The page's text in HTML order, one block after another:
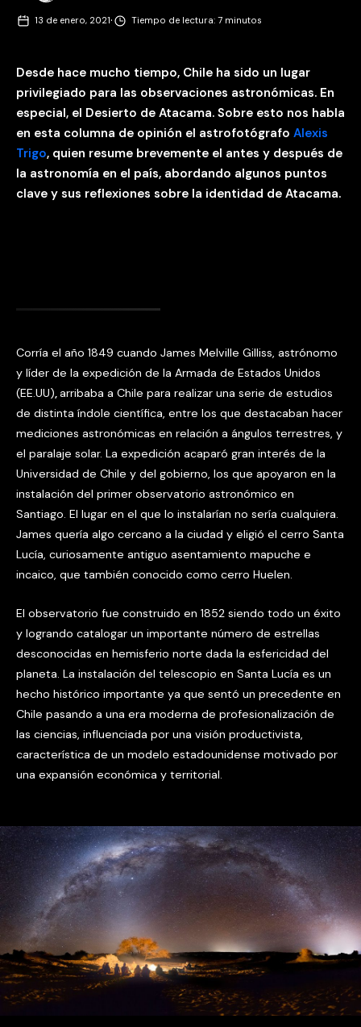
13 de enero, 2021· Tiempo de lectura: 7 minutos
Desde hace mucho tiempo, Chile ha sido un lugar
privilegiado para las observaciones astronómicas. En
especial, el Desierto de Atacama. Sobre esto nos habla
en esta columna de opinión el astrofotógrafo Alexis
Trigo, quien resume brevemente el antes y después de
la astronomía en el país, abordando algunos puntos
clave y sus reflexiones sobre la identidad de Atacama.
Corría el año 1849 cuando James Melville Gilliss, astrónomo
y líder de la expedición de la Armada de Estados Unidos
(EE.UU),arribaba a Chile para realizar una serie de estudios
de distinta índole científica, entre los que destacaban hacer
mediciones astronómicas en relación a ángulos terrestres, y
el paralaje solar. La expedición acaparó gran interés de la
Universidad de Chile y del gobierno, los que apoyaron en la
instalación del primer observatorio astronómico en
Santiago. El lugar en el que lo instalarían no sería cualquiera.
James quería algo cercano a la ciudad y eligió el cerro Santa
Lucía, curiosamente antiguo asentamiento mapuche e
incaico, que también conocido como cerro Huelen.
El observatorio fue construido en 1852 siendo todo un éxito
y logrando catalogar un importante número de estrellas
desconocidas en hemisferio norte dada la esfericidad del
planeta. La instalación del telescopio en Santa Lucía es un
hecho histórico importante ya que sentó un precedente en
Chile pasando a una era moderna de profesionalización de
las ciencias, influenciada por una visión productivista,
característica de un modelo estadounidense motivado por
una expansión económica y territorial.